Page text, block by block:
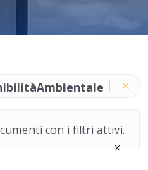
con i filtri attivi.